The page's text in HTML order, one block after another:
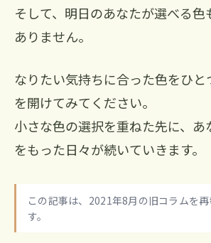
そして、明日のあなたが選べる色
ありません。
なりたい気持ちに合った色をひと
を開けてみてください。
小さな色の選択を重ねた先に、あ
をもった日々が続いていきます。
この記事は、2021年8月の旧コラムを
す。